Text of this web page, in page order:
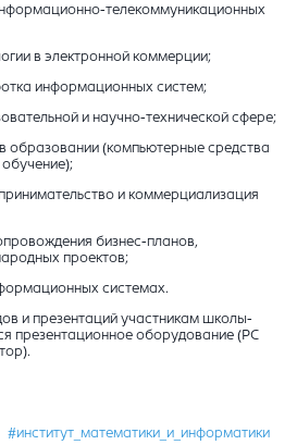
телекоммуникационных
в электронной коммерции;
информационных систем;
и научно-технической сфере;
образовании (компьютерные средства
и коммерциализация
бизнес-планов,
проектов;
системах.
и презентаций участникам школы-
презентационное оборудование (PC
#институт_математики_и_информатики